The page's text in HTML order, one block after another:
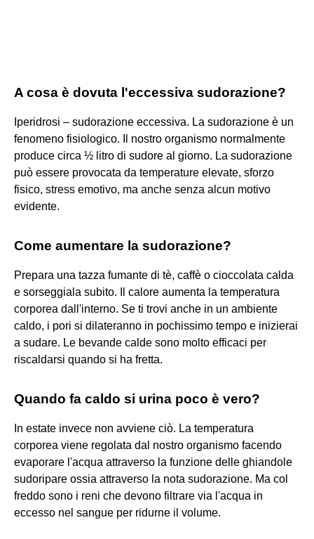
A cosa è dovuta l'eccessiva sudorazione?
Iperidrosi – sudorazione eccessiva. La sudorazione è un
fenomeno fisiologico. Il nostro organismo normalmente
produce circa ½ litro di sudore al giorno. La sudorazione
può essere provocata da temperature elevate, sforzo
fisico, stress emotivo, ma anche senza alcun motivo
evidente.
Come aumentare la sudorazione?
Prepara una tazza fumante di tè, caffè o cioccolata calda
e sorseggiala subito. Il calore aumenta la temperatura
corporea dall'interno. Se ti trovi anche in un ambiente
caldo, i pori si dilateranno in pochissimo tempo e inizierai
a sudare. Le bevande calde sono molto efficaci per
riscaldarsi quando si ha fretta.
Quando fa caldo si urina poco è vero?
In estate invece non avviene ciò. La temperatura
corporea viene regolata dal nostro organismo facendo
evaporare l'acqua attraverso la funzione delle ghiandole
sudoripare ossia attraverso la nota sudorazione. Ma col
freddo sono i reni che devono filtrare via l'acqua in
eccesso nel sangue per ridurne il volume.